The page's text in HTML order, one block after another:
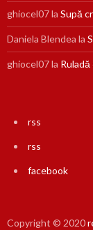
ghiocel07la Supă
Daniela Blendea la
ghiocel07la Ruladă
rss
rss
facebook
Copyright © 2020